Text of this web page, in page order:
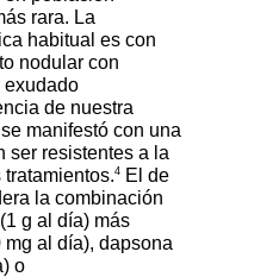
rara. La
habitual es con
nodular con
exudado
de nuestra
manifestó con una
ser resistentes a la
tratamientos.4 El de
la combinación
g al día) más
al día), dapsona
o